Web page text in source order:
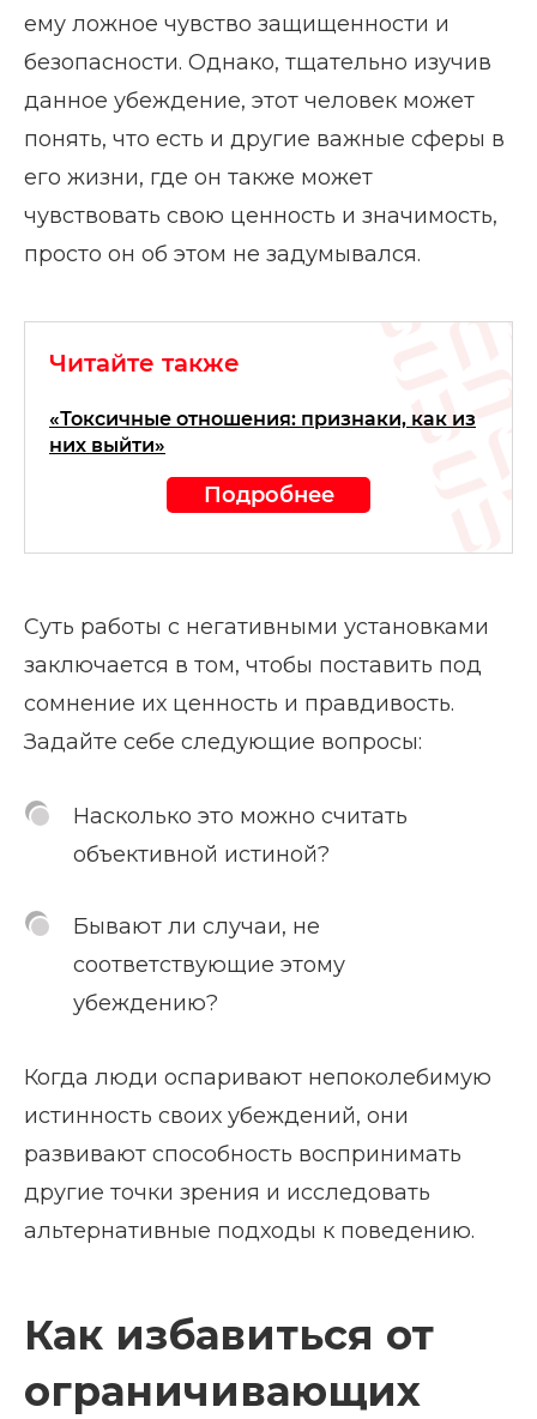
ему ложное чувство защищенности и
безопасности. Однако, тщательно изучив
данное убеждение, этот человек может
понять, что есть и другие важные сферы в
его жизни, где он также может
чувствовать свою ценность и значимость,
просто он об этом не задумывался.
Читайте также
«Токсичные отношения: признаки, как из
них выйти»
Подробнее
Суть работы с негативными установками
заключается в том, чтобы поставить под
сомнение их ценность и правдивость.
Задайте себе следующие вопросы:
Насколько это можно считать
объективной истиной?
Бывают ли случаи, не
соответствующие этому
убеждению?
Когда люди оспаривают непоколебимую
истинность своих убеждений, они
развивают способность воспринимать
другие точки зрения и исследовать
альтернативные подходы к поведению.
Как избавиться от
ограничивающих